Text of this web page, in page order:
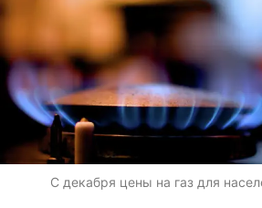
С декабря цены на газ для